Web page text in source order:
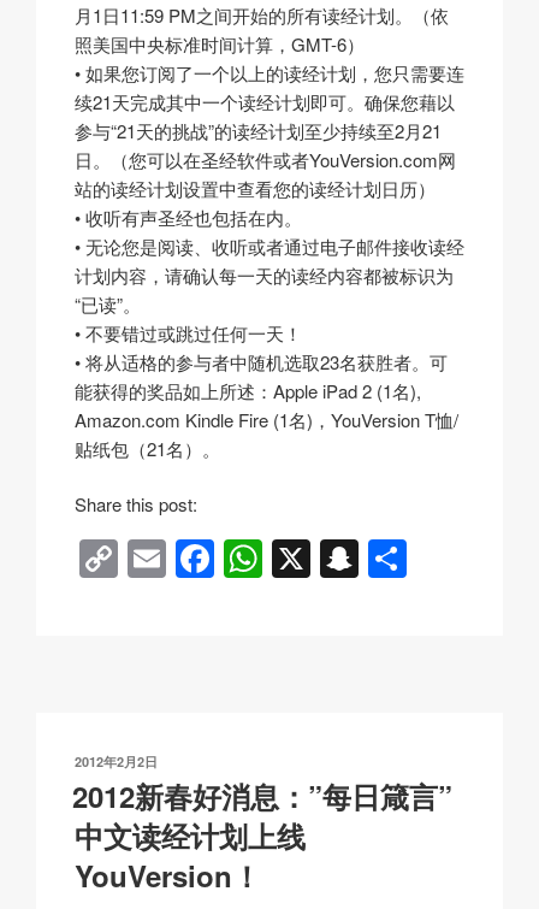
月1日11:59 PM之间开始的所有读经计划。（依
照美国中央标准时间计算，GMT-6）
• 如果您订阅了一个以上的读经计划，您只需要连
续21天完成其中一个读经计划即可。确保您藉以
参与“21天的挑战”的读经计划至少持续至2月21
日。（您可以在圣经软件或者YouVersion.com网
站的读经计划设置中查看您的读经计划日历）
• 收听有声圣经也包括在内。
• 无论您是阅读、收听或者通过电子邮件接收读经
计划内容，请确认每一天的读经内容都被标识为
“已读”。
• 不要错过或跳过任何一天！
• 将从适格的参与者中随机选取23名获胜者。可
能获得的奖品如上所述：Apple iPad 2 (1名),
Amazon.com Kindle Fire (1名)，YouVersion T恤/
贴纸包（21名）。
Share this post:
C
n
k
E F
o
k
W
p
X S
at
发
于
2012年2月2日
2012新春好消息：”每日箴言”
中文读经计划上线
YouVersion！